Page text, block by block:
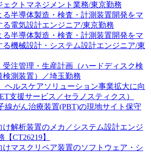
ェクトマネジメント業務/東京勤務
る半導体製造・検査・計測装置開発をマ
る電気設計エンジニア/東京勤務
る半導体製造・検査・計測装置開発をマ
る機械設計・システム設計エンジニア/東
受注管理・生産計画（ハードディスク検
検測装置）／埼玉勤務
ヘルスケアソリューション事業拡大に向
支援サービス／セラノスティクス）
線がん治療装置(PBT)の現地サイト保守
け解析装置のメカ／システム設計エンジ
CT26219】
けマスクリペア装置のソフトウェア・シ